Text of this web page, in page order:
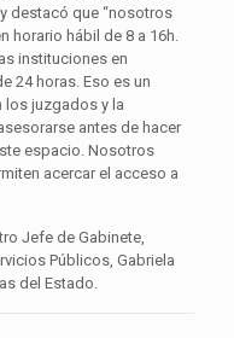
destacó que “nosotros
horario hábil de 8 a 16h.
instituciones en
24 horas. Eso es un
juzgados y la
antes de hacer
espacio. Nosotros
acercar el acceso a
Jefe de Gabinete,
Públicos, Gabriela
del Estado.